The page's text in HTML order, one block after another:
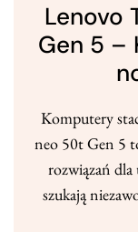
Lenovo
Gen 5 –
Komputery
neo 50t Gen 5
rozwiązań
szukają